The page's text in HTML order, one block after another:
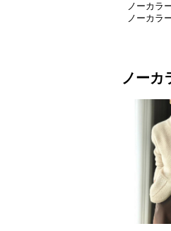
ノーカラ
ノーカラ
ノーカ